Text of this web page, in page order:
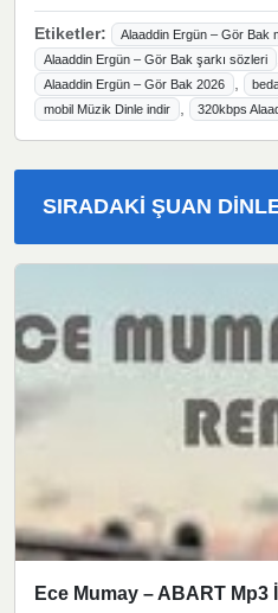
Etiketler: Alaaddin Ergün – Gör Bak
Alaaddin Ergün – Gör Bak şarkı sözleri
Alaaddin Ergün – Gör Bak 2026
mobil Müzik Dinle indir 320kbps
SIRADAKI ŞUAN
Ece Mumay – ABART Mp3